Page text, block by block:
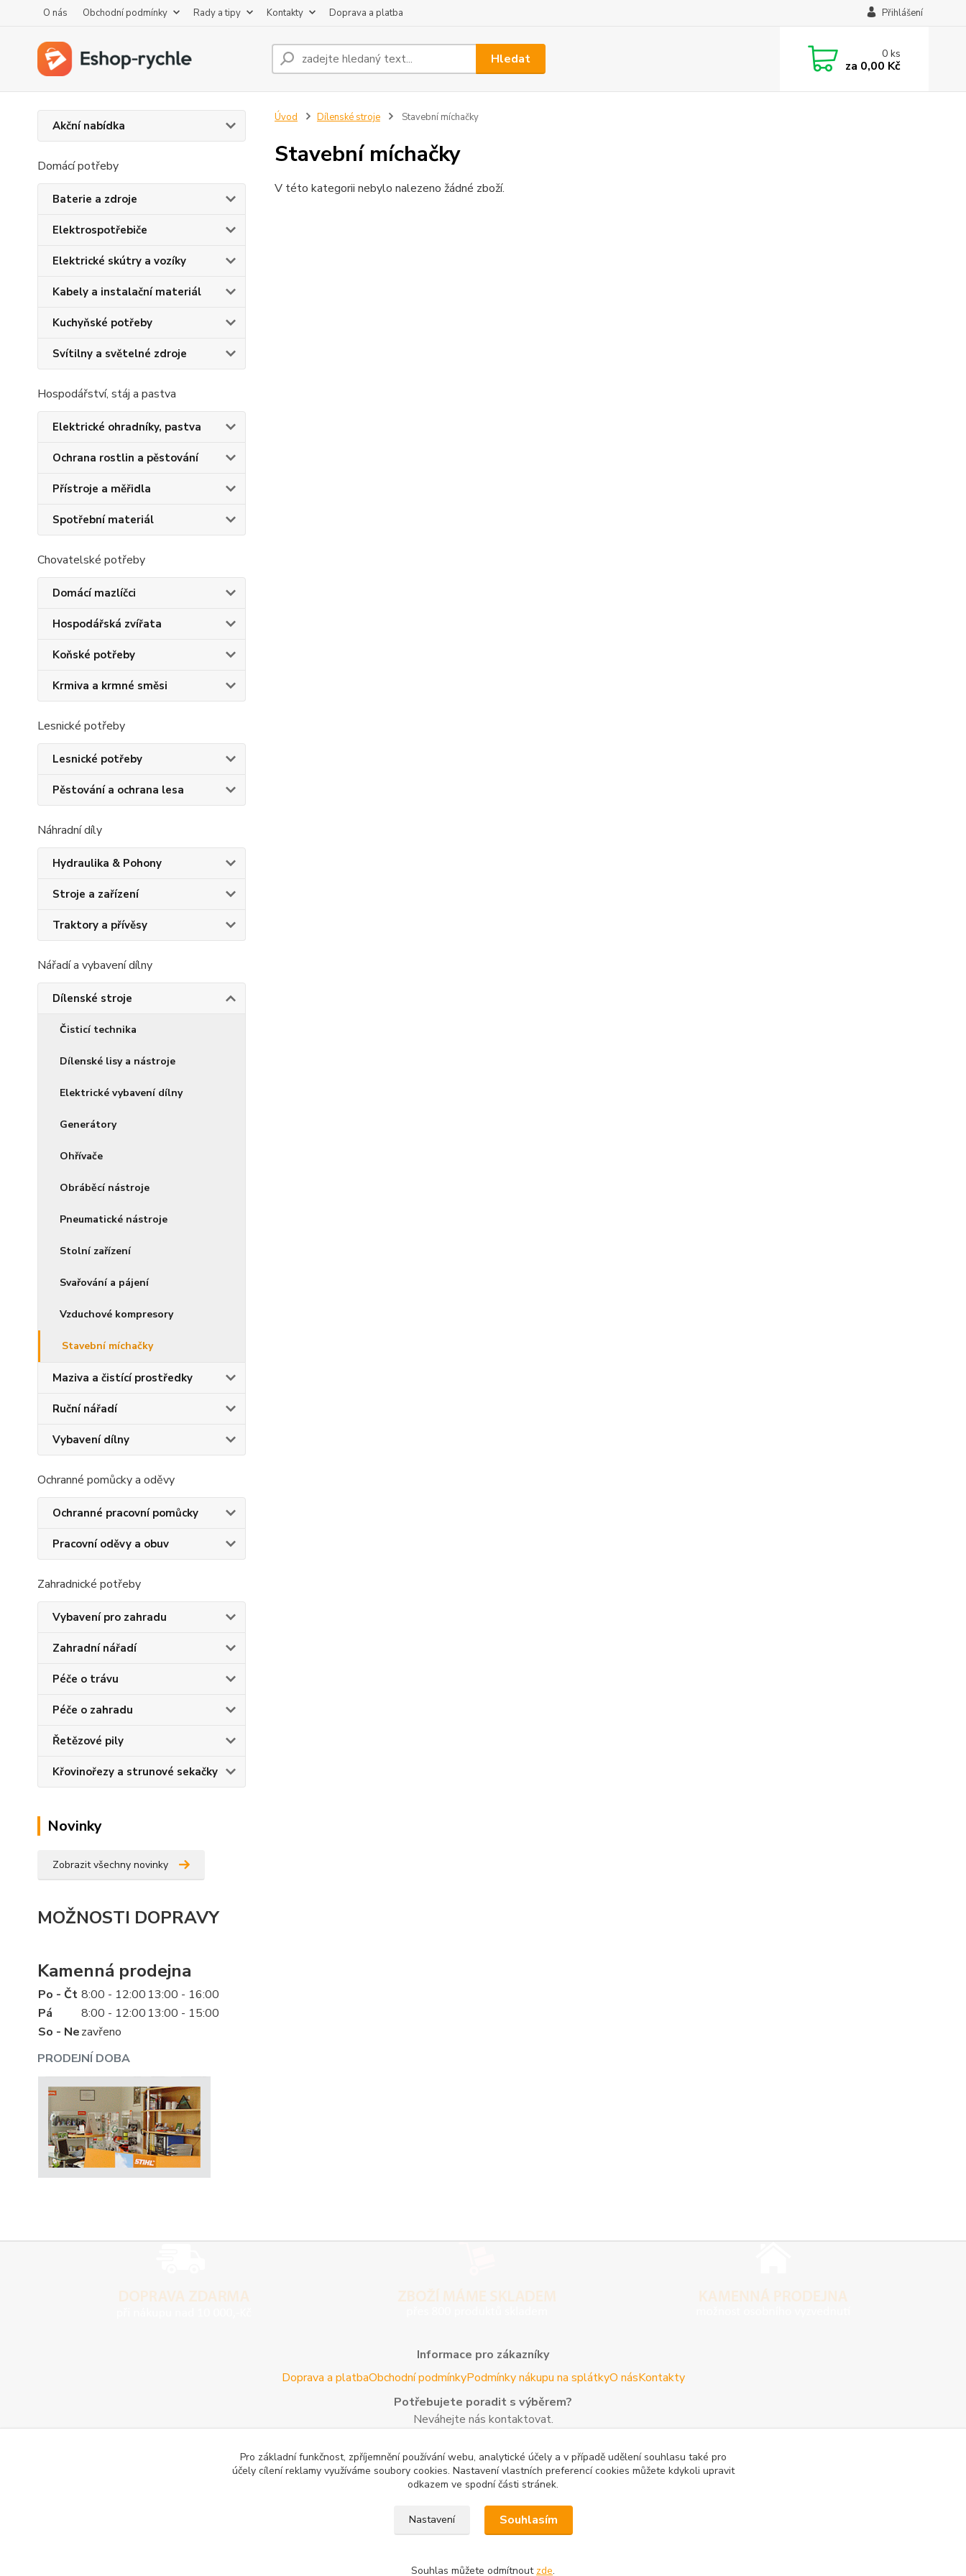
O nás Obchodní podmínky Rady a tipy Kontakty Doprava a platba Přihlášení
Hledat 0ks
za 0,00 Kč
Akční nabídka
Domácí potřeby
Baterie a zdroje
Elektrospotřebiče
Elektrické skútry a vozíky
Kabely a instalační materiál
Kuchyňské potřeby
Svítilny a světelné zdroje
Hospodářství, stáj a pastva
Elektrické ohradníky, pastva
Ochrana rostlin a pěstování
Přístroje a měřidla
Spotřební materiál
Chovatelské potřeby
Domácí mazlíčci
Hospodářská zvířata
Koňské potřeby
Krmiva a krmné směsi
Lesnické potřeby
Lesnické potřeby
Pěstování a ochrana lesa
Náhradní díly
Hydraulika & Pohony
Stroje a zařízení
Traktory a přívěsy
Nářadí a vybavení dílny
Dílenské stroje
Čisticí technika
Dílenské lisy a nástroje
Elektrické vybavení dílny
Generátory
Ohřívače
Obráběcí nástroje
Pneumatické nástroje
Stolní zařízení
Svařování a pájení
Vzduchové kompresory
Stavební míchačky
Maziva a čistící prostředky
Ruční nářadí
Vybavení dílny
Ochranné pomůcky a oděvy
Ochranné pracovní pomůcky
Pracovní oděvy a obuv
Zahradnické potřeby
Vybavení pro zahradu
Zahradní nářadí
Péče o trávu
Péče o zahradu
Řetězové pily
Křovinořezy a strunové sekačky
Novinky
Zobrazit všechny novinky
MOŽNOSTI DOPRAVY
Kamenná prodejna
PRODEJNÍ DOBA
Po - Čt 8:00 - 12:00 13:00 - 16:00
Pá
8:00 - 12:00 13:00 - 15:00
So - Nezavřeno
Úvod Dílenské stroje Stavební míchačky
Stavební míchačky
V této kategorii nebylo nalezeno žádné zboží.
Informace pro zákazníky
Doprava a platbaObchodní podmínkyPodmínky nákupu na splátkyO násKontakty
Potřebujete poradit s výběrem?
Neváhejte nás kontaktovat.
Email:info@agroczechia.cz- kdykoliv
Užitečné informace
Woodman.sk - Predaj lesníckeho náradia a potriebFormulář odstoupení o smlouvy
oblečení a obuvi
Mapa stránek
Pro základní funkčnost, zpříjemnění používání webu, analytické účely a v případě udělení souhlasu také pro
účely cílení reklamy využíváme soubory cookies. Nastavení vlastních preferencí cookies můžete kdykoli upravit
odkazem ve spodní části stránek.
Nastavení Souhlasím
Souhlas můžete odmítnout zde.